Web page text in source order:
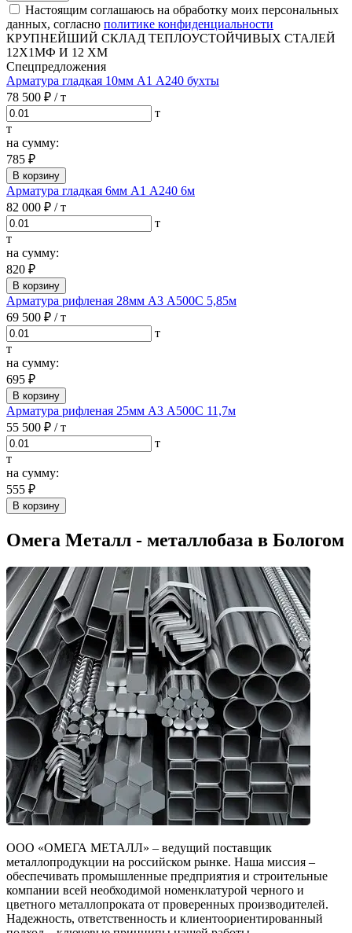
Настоящим соглашаюсь на обработку моих персональных
данных, согласно политике конфиденциальности
КРУПНЕЙШИЙ СКЛАД ТЕПЛОУСТОЙЧИВЫХ СТАЛЕЙ
12Х1МФ И 12 ХМ
Спецпредложения
Арматура гладкая 10мм А1 А240 бухты
78 500 ₽ / т
т
т
на сумму:
785 ₽
В корзину
Арматура гладкая 6мм А1 А240 6м
82 000 ₽ / т
т
т
на сумму:
820 ₽
В корзину
Арматура рифленая 28мм А3 А500С 5,85м
69 500 ₽ / т
т
т
на сумму:
695 ₽
В корзину
Арматура рифленая 25мм А3 А500С 11,7м
55 500 ₽ / т
т
т
на сумму:
555 ₽
В корзину
Омега Металл - металлобаза в Бологом
ООО «ОМЕГА МЕТАЛЛ» – ведущий поставщик
металлопродукции на российском рынке. Наша миссия –
обеспечивать промышленные предприятия и строительные
компании всей необходимой номенклатурой черного и
цветного металлопроката от проверенных производителей.
Надежность, ответственность и клиентоориентированный